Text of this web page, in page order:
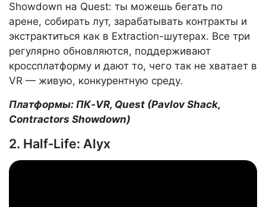
Showdown на Quest: ты можешь бегать по
арене, собирать лут, зарабатывать контракты и
экстрактиться как в Extraction-шутерах. Все три
регулярно обновляются, поддерживают
кроссплатформу и дают то, чего так не хватает в
VR — живую, конкурентную среду.
Платформы: ПК‑VR, Quest (Pavlov Shack,
Contractors Showdown)
2. Half‑Life: Alyx